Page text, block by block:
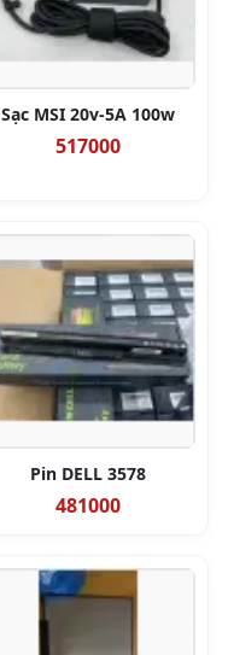
Sạc MSI 20v-5A 100w
517000
Pin DELL 3578
481000